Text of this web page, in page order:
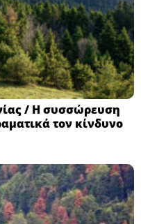
/ Η συσσώρευση
τον κίνδυνο